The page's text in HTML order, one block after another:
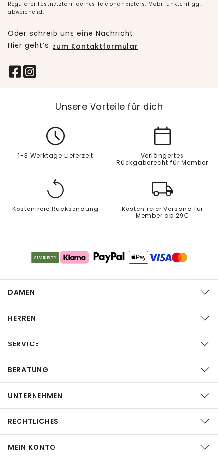
Regulärer Festnetztarif deines Telefonanbieters, Mobilfunktarif ggf.
abweichend.
Oder schreib uns eine Nachricht:
Hier geht’s zum Kontaktformular
Unsere Vorteile für dich
1-3 Werktage Lieferzeit
Verlängertes
Rückgaberecht für Member
Kostenfreie Rücksendung
Kostenfreier Versand für
Member ab 29€
DAMEN
HERREN
SERVICE
BERATUNG
UNTERNEHMEN
RECHTLICHES
MEIN KONTO